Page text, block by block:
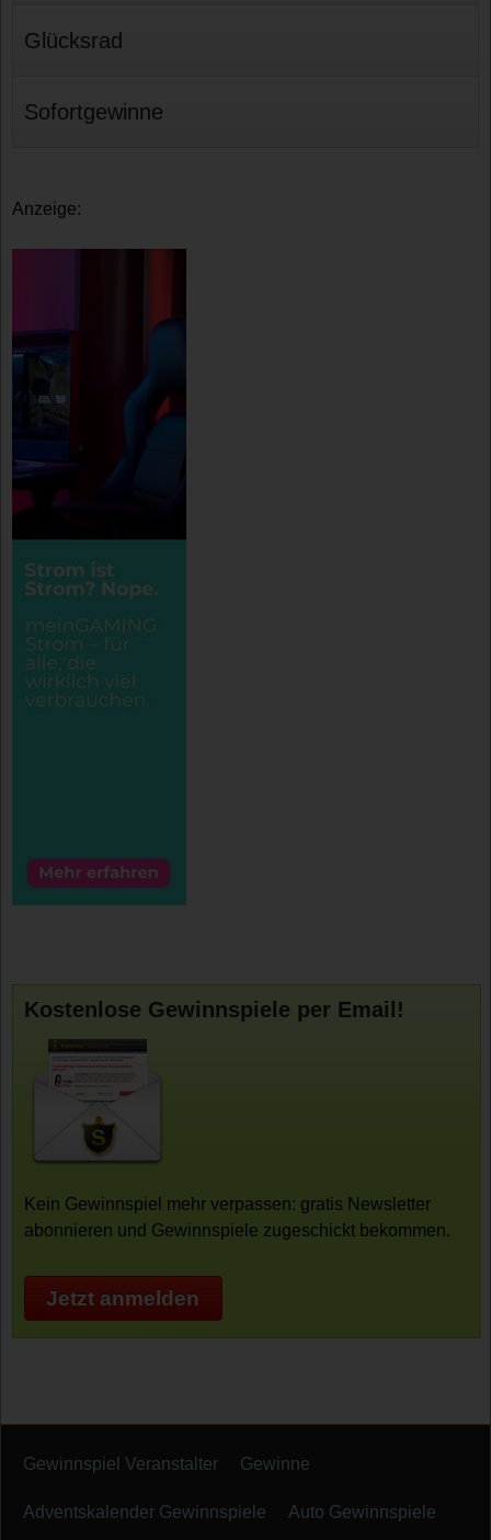
Glücksrad
Sofortgewinne
Anzeige:
Kostenlose Gewinnspiele per Email!
Kein Gewinnspiel mehr verpassen: gratis Newsletter
abonnieren und Gewinnspiele zugeschickt bekommen.
Jetzt anmelden
Gewinnspiel Veranstalter Gewinne
Adventskalender Gewinnspiele Auto Gewinnspiele